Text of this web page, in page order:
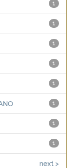
1
1
1
1
1
1
1
1
next >